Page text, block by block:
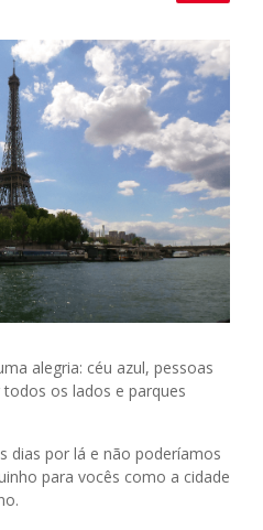
alegria: céu azul, pessoas
os lados e parques
dias por lá e não poderíamos
para vocês como a cidade